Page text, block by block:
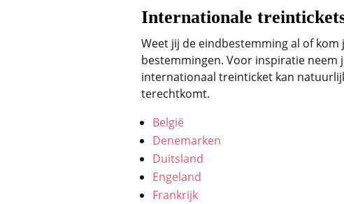
Internationale
Weet jij de eindbestemming al of
bestemmingen. Voor inspiratie neem
internationaal treinticket kan
terechtkomt.
België
Denemarken
Duitsland
Engeland
Frankrijk